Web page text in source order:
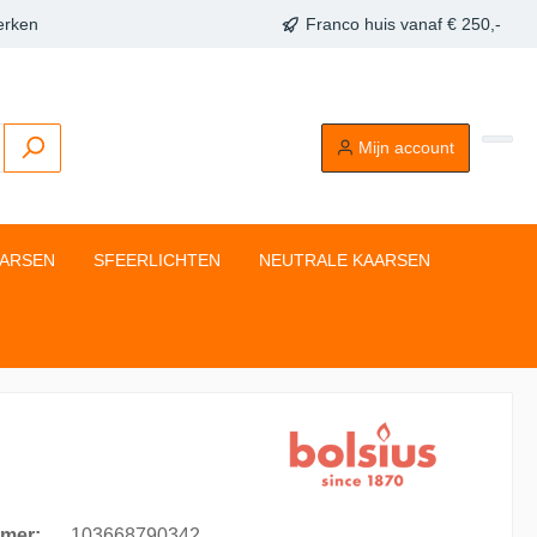
Franco huis vanaf € 250,-
Mijn account
SFEERLICHTEN NEUTRALE KAARSEN